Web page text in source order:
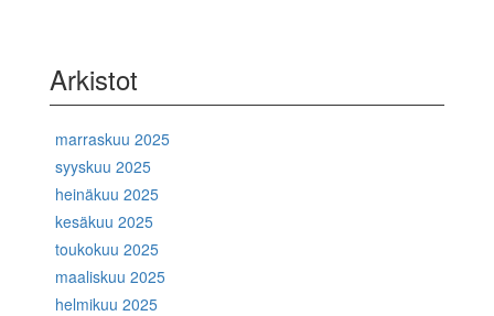
Arkistot
marraskuu 2025
syyskuu 2025
heinäkuu 2025
kesäkuu 2025
toukokuu 2025
maaliskuu 2025
helmikuu 2025